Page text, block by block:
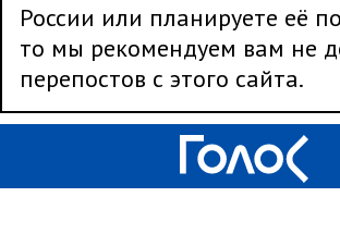
России или планируете её
то мы рекомендуем вам не
перепостов с этого сайта.